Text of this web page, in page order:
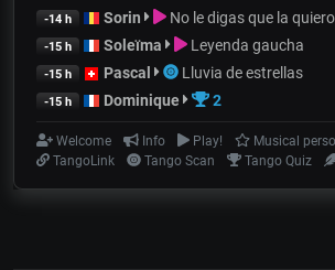
-14 h Sorin No le digas que la quiero
-15 h Soleïma Leyenda gaucha
-15 h Pascal Lluvia de estrellas
-15 h Dominique 2
Welcome Info Play!
Musical
TangoLink
Tango Scan Tango Quiz